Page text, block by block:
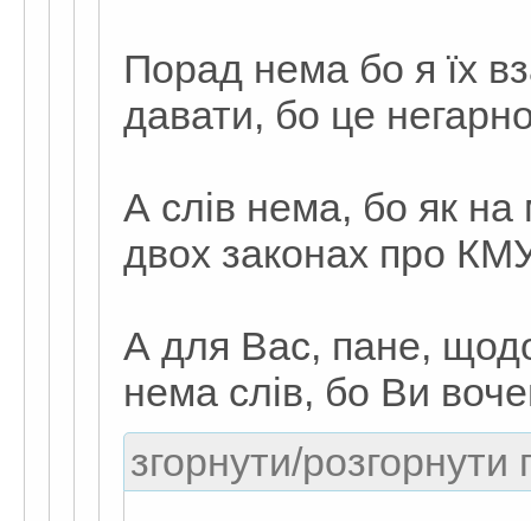
Порад нема бо я їх
давати, бо це
А слів нема, бо як на
двох законах про
А для Вас, пане,
нема слів, бо Ви
згорнути/розгорнути